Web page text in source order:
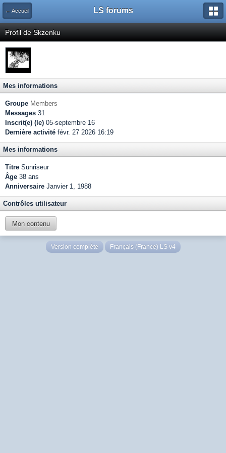
← Accueil LS forums
Profil de Skzenku
Mes informations
Groupe Members
Messages 31
Inscrit(e) (le) 05-septembre 16
Dernière activité févr. 27 2026 16:19
Mes informations
Titre Sunriseur
Âge 38 ans
Anniversaire Janvier 1, 1988
Contrôles utilisateur
Mon contenu
Version complète Français (France) LS v4